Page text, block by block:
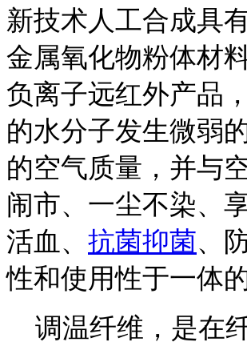
新技术人工合成具
金属氧化物粉体材
负离子远红外产品
的水分子发生微弱
的空气质量，并与
闹市、一尘不染、
活血、 抗菌抑菌、
性和使用性于一体
调温纤维，是在